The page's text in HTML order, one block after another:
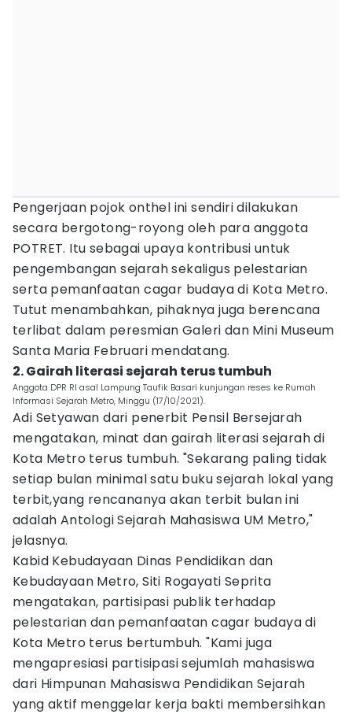
Pengerjaan pojok onthel ini sendiri dilakukan
secara bergotong-royong oleh para anggota
POTRET. Itu sebagai upaya kontribusi untuk
pengembangan sejarah sekaligus pelestarian
serta pemanfaatan cagar budaya di Kota Metro.
Tutut menambahkan, pihaknya juga berencana
terlibat dalam peresmian Galeri dan Mini Museum
Santa Maria Februari mendatang.
2. Gairah literasi sejarah terus tumbuh
Anggota DPR RI asal Lampung Taufik Basari kunjungan reses ke Rumah
Informasi Sejarah Metro, Minggu (17/10/2021).
Adi Setyawan dari penerbit Pensil Bersejarah
mengatakan, minat dan gairah literasi sejarah di
Kota Metro terus tumbuh. "Sekarang paling tidak
setiap bulan minimal satu buku sejarah lokal yang
terbit,yang rencananya akan terbit bulan ini
adalah Antologi Sejarah Mahasiswa UM Metro,"
jelasnya.
Kabid Kebudayaan Dinas Pendidikan dan
Kebudayaan Metro, Siti Rogayati Seprita
mengatakan, partisipasi publik terhadap
pelestarian dan pemanfaatan cagar budaya di
Kota Metro terus bertumbuh. "Kami juga
mengapresiasi partisipasi sejumlah mahasiswa
dari Himpunan Mahasiswa Pendidikan Sejarah
yang aktif menggelar kerja bakti membersihkan